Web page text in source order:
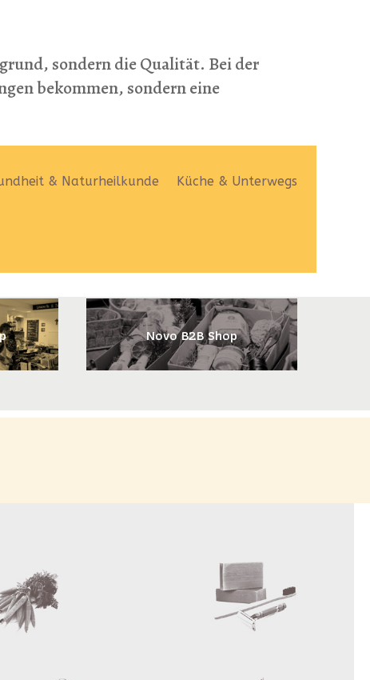
sondern die Qualität. Bei der
bekommen, sondern eine
& Naturheilkunde Küche & Unterwegs
Novo B2B Shop